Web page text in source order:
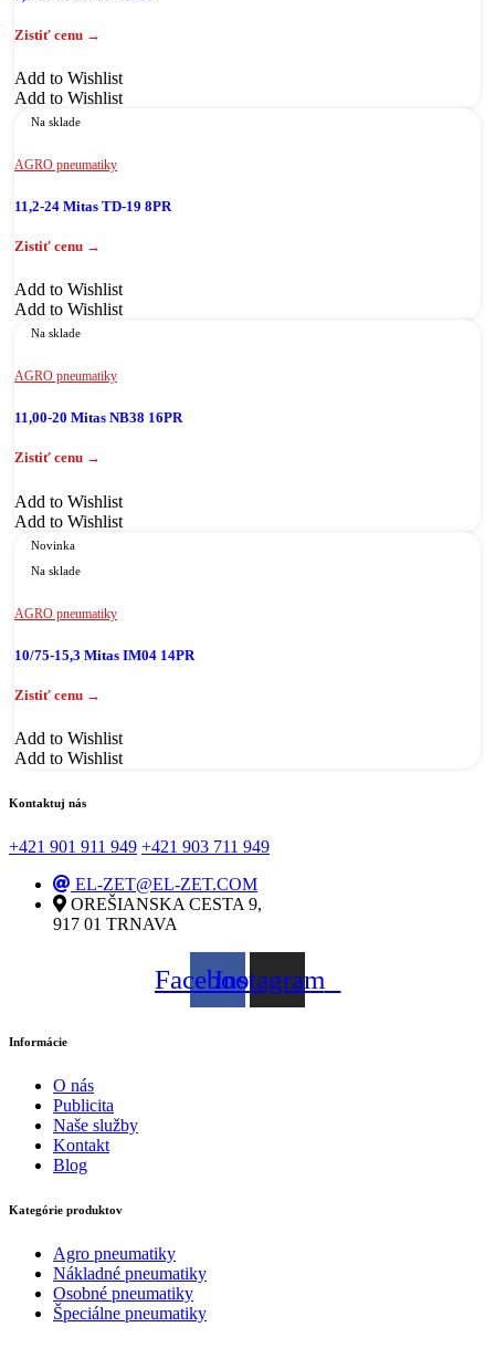
Add to Wishlist
Add to Wishlist
Na sklade
AGRO pneumatiky
11,2-24 Mitas TD-19 8PR
Add to Wishlist
Add to Wishlist
Na sklade
AGRO pneumatiky
11,00-20 Mitas NB38 16PR
Add to Wishlist
Add to Wishlist
Novinka
Na sklade
AGRO pneumatiky
10/75-15,3 Mitas IM04 14PR
Add to Wishlist
Add to Wishlist
Kontaktuj nás
+421 901 911 949 +421 903 711 949
EL-ZET@EL-ZET.COM
OREŠIANSKA CESTA 9,
917 01 TRNAVA
FacebookInstagram
Informácie
O nás
Publicita
Naše služby
Kontakt
Blog
Kategórie produktov
Agro pneumatiky
Nákladné pneumatiky
Osobné pneumatiky
Špeciálne pneumatiky